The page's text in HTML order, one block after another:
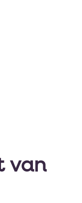
van